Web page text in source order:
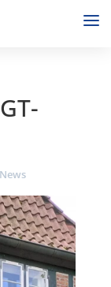
News